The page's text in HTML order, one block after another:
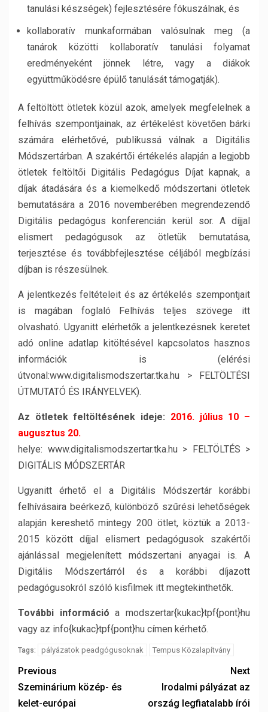
tanulási készségek) fejlesztésére fókuszálnak, és
kollaboratív munkaformában valósulnak meg (a
tanárok közötti kollaboratív tanulási folyamat
eredményeként jönnek létre, vagy a diákok
együttműködésre épülő tanulását támogatják).
A feltöltött ötletek közül azok, amelyek megfelelnek a
felhívás szempontjainak, az értékelést követően bárki
számára elérhetővé, publikussá válnak a Digitális
Módszertárban. A szakértői értékelés alapján a legjobb
ötletek feltöltői Digitális Pedagógus Díjat kapnak, a
díjak átadására és a kiemelkedő módszertani ötletek
bemutatására a 2016 novemberében megrendezendő
Digitális pedagógus konferencián kerül sor. A díjjal
elismert pedagógusok az ötletük bemutatása,
terjesztése és továbbfejlesztése céljából megbízási
díjban is részesülnek.
A jelentkezés feltételeit és az értékelés szempontjait
is magában foglaló Felhívás teljes szövege itt
olvasható. Ugyanitt elérhetők a jelentkezésnek keretet
adó online adatlap kitöltésével kapcsolatos hasznos
információk is (elérési
útvonal:www.digitalismodszertar.tka.hu > FELTÖLTÉSI
ÚTMUTATÓ ÉS IRÁNYELVEK).
Az ötletek feltöltésének ideje: 2016. július 10 –
augusztus 20.
helye: www.digitalismodszertar.tka.hu > FELTÖLTÉS >
DIGITÁLIS MÓDSZERTÁR
Ugyanitt érhető el a Digitális Módszertár korábbi
felhívásaira beérkező, különböző szűrési lehetőségek
alapján kereshető mintegy 200 ötlet, köztük a 2013-
2015 között díjjal elismert pedagógusok szakértői
ajánlással megjelenített módszertani anyagai is. A
Digitális Módszertárról és a korábbi díjazott
pedagógusokról szóló kisfilmek itt megtekinthetők.
További információ a modszertar{kukac}tpf{pont}hu
vagy az info{kukac}tpf{pont}hu címen kérhető.
Tags: pályázatok peadgógusoknak Tempus Közalapítvány
Previous
Szeminárium közép- és
kelet-európai
Next
Irodalmi pályázat az
ország legfiatalabb írói